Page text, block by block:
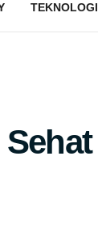
TEKNOLOGI